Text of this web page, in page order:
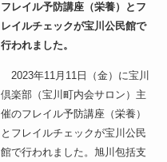
フレイル予防講座（栄養）とフ
レイルチェックが宝川公民館で
行われました。
2023年11月11日（金）に宝川
倶楽部（宝川町内会サロン）主
催のフレイル予防講座（栄養）
とフレイルチェックが宝川公民
館で行われました。旭川包括支